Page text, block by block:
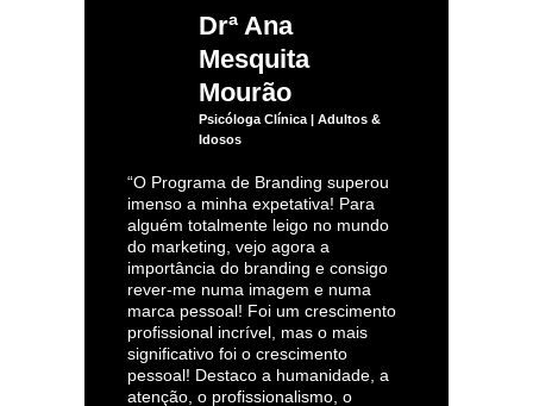
Drª Ana
Mesquita
Mourão
Psicóloga Clínica | Adultos &
Idosos
“O Programa de Branding superou
imenso a minha expetativa! Para
alguém totalmente leigo no mundo
do marketing, vejo agora a
importância do branding e consigo
rever-me numa imagem e numa
marca pessoal! Foi um crescimento
profissional incrível, mas o mais
significativo foi o crescimento
pessoal! Destaco a humanidade, a
atenção, o profissionalismo, o